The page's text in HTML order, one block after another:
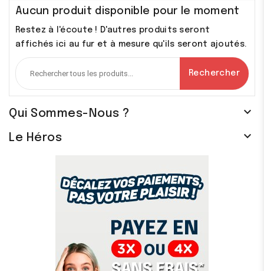
Aucun produit disponible pour le moment
Restez à l'écoute ! D'autres produits seront
affichés ici au fur et à mesure qu'ils seront ajoutés.
Rechercher
Qui Sommes-Nous ? 
Le Héros 